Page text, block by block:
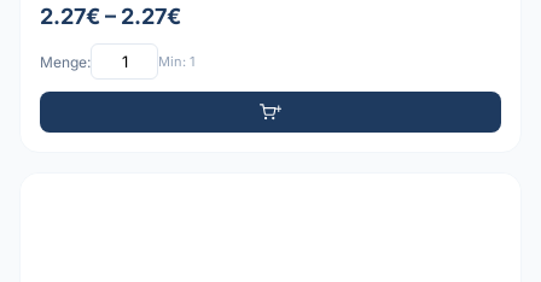
2.27€ – 2.27€
Menge: Min: 1